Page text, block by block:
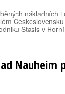
nákladních
Stasis v